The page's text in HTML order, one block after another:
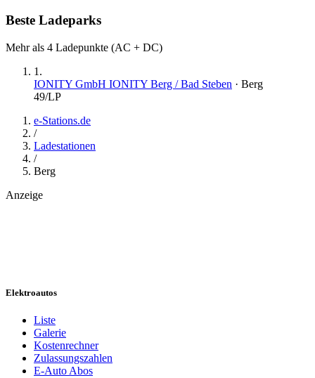
Beste Ladeparks
Mehr als 4 Ladepunkte (AC + DC)
1 .
IONITY GmbH IONITY Berg / Bad Steben · Berg
49/LP
e-Stations.de
/
Ladestationen
/
Berg
Anzeige
Elektroautos
Liste
Galerie
Kostenrechner
Zulassungszahlen
E-Auto Abos